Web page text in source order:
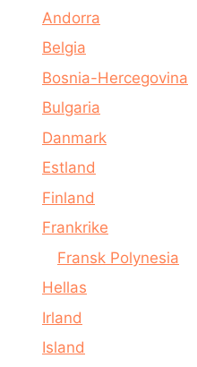
Andorra
Belgia
Bosnia-Hercegovina
Bulgaria
Danmark
Estland
Finland
Frankrike
Fransk Polynesia
Hellas
Irland
Island